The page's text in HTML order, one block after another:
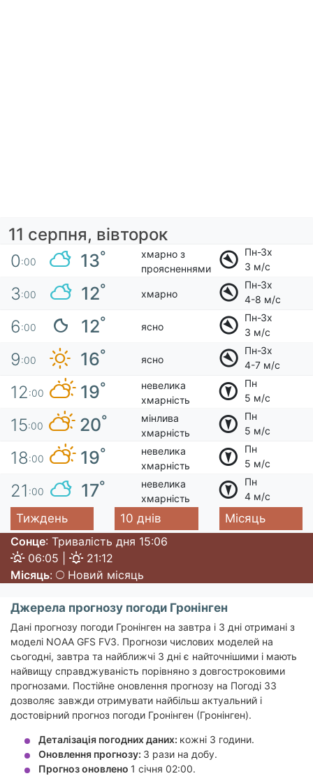
11 серпня, вівторок
0:00 13°
хмарно з
проясненнями
Пн-Зх
3 м/с
3:00 12° хмарно
Пн-Зх
4-8 м/с
6:00 12° ясно
Пн-Зх
3 м/с
9:00 16° ясно
Пн-Зх
4-7 м/с
12:00 19°
невелика
хмарність
Пн
5 м/с
15:00 20°
мінлива
хмарність
Пн
5 м/с
18:00 19°
невелика
хмарність
Пн
5 м/с
21 :00 17°
невелика
хмарність
Пн
4 м/с
Тиждень 10 днів
Місяць
Сонце: Тривалість дня 15:06
06:05 |
21:12
Місяць: Новий місяць
Джерела прогнозу погоди Гронінген
Дані прогнозу погоди Гронінген на завтра і 3 дні отримані з
моделі NOAA GFS FV3. Прогнози числових моделей на
сьогодні, завтра та найближчі 3 дні є найточнішими і мають
найвищу справджуваність порівняно з довгостроковими
прогнозами. Постійне оновлення прогнозу на Погоді 33
дозволяє завжди отримувати найбільш актуальний і
достовірний прогноз погоди Гронінген (Гронінген).
Деталізація погодних даних: кожні 3 години.
Оновлення прогнозу: 3 рази на добу.
Прогноз оновлено 1 січня 02:00.